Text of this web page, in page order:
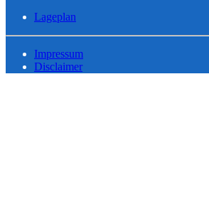
Lageplan
Impressum
Disclaimer